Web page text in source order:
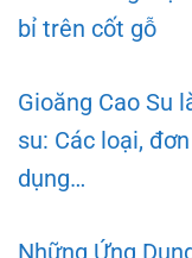
bỉ trên cốt gỗ
Gioăng Cao Su
su: Các loại,
dụng…